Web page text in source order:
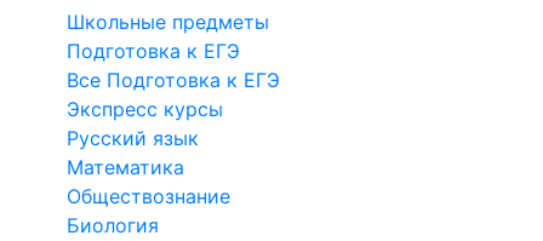
Школьные предметы
Подготовка к ЕГЭ
Все Подготовка к ЕГЭ
Экспресс курсы
Русский язык
Математика
Обществознание
Биология